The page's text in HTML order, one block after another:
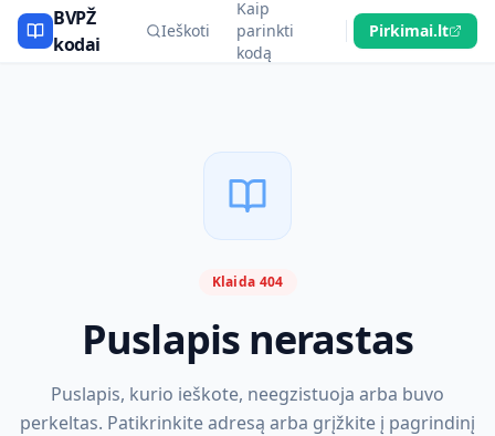
BVPŽ
kodai
Ieškoti
Kaip
parinkti
kodą
Pirkimai.lt
Klaida 404
Puslapis nerastas
Puslapis, kurio ieškote, neegzistuoja arba buvo
perkeltas. Patikrinkite adresą arba grįžkite į pagrindinį